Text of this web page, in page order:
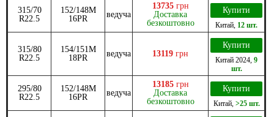
315/70
R22.5
152/148M
16PR
ведуча
13735 грн
Доставка
безкоштовно
Купити
Китай 12 шт.
315/80
R22.5
154/151M
18PR
ведуча 13119 грн
Купити
Китай 2024 9
шт.
295/80
R22.5
152/148M
16PR
ведуча
13185 грн
Доставка
безкоштовно
Купити
Китай, >25 шт.